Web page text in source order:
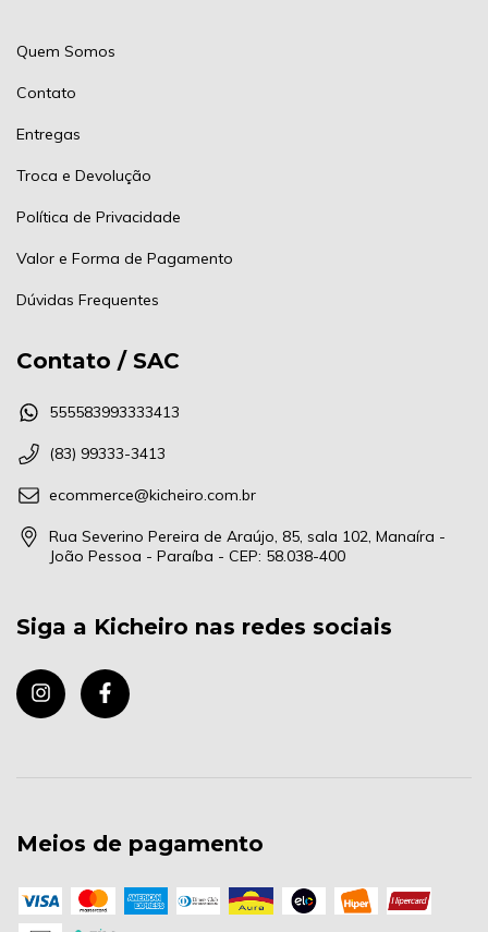
Quem Somos
Contato
Entregas
Troca e Devolução
Política de Privacidade
Valor e Forma de Pagamento
Dúvidas Frequentes
Contato / SAC
555583993333413
(83) 99333-3413
ecommerce@kicheiro.com.br
Rua Severino Pereira de Araújo, 85, sala 102, Manaíra -
João Pessoa - Paraíba - CEP: 58.038-400
Siga a Kicheiro nas redes sociais
Meios de pagamento